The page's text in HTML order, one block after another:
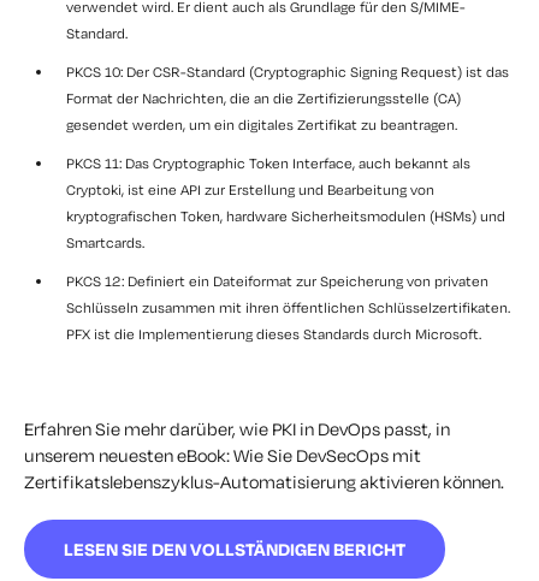
verwendet wird. Er dient auch als Grundlage für den S/MIME-
Standard.
PKCS 10: Der CSR-Standard (Cryptographic Signing Request) ist das
Format der Nachrichten, die an die Zertifizierungsstelle (CA)
gesendet werden, um ein digitales Zertifikat zu beantragen.
PKCS 11: Das Cryptographic Token Interface, auch bekannt als
Cryptoki, ist eine API zur Erstellung und Bearbeitung von
kryptografischen Token, hardware Sicherheitsmodulen (HSMs) und
Smartcards.
PKCS 12: Definiert ein Dateiformat zur Speicherung von privaten
Schlüsseln zusammen mit ihren öffentlichen Schlüsselzertifikaten.
PFX ist die Implementierung dieses Standards durch Microsoft.
Erfahren Sie mehr darüber, wie PKI in DevOps passt, in
unserem neuesten eBook: Wie Sie DevSecOps mit
Zertifikatslebenszyklus-Automatisierung aktivieren können.
LESEN SIE DEN VOLLSTÄNDIGEN BERICHT